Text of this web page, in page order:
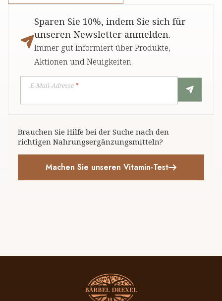
Sparen Sie 10%, indem Sie sich für
unseren Newsletter anmelden.
Immer gut informiert über Produkte,
Aktionen und Neuigkeiten.
E-Mail-Adresse *
Brauchen Sie Hilfe bei der Suche nach den
richtigen Nahrungsergänzungsmitteln?
Machen Sie unseren Vitamin-Test